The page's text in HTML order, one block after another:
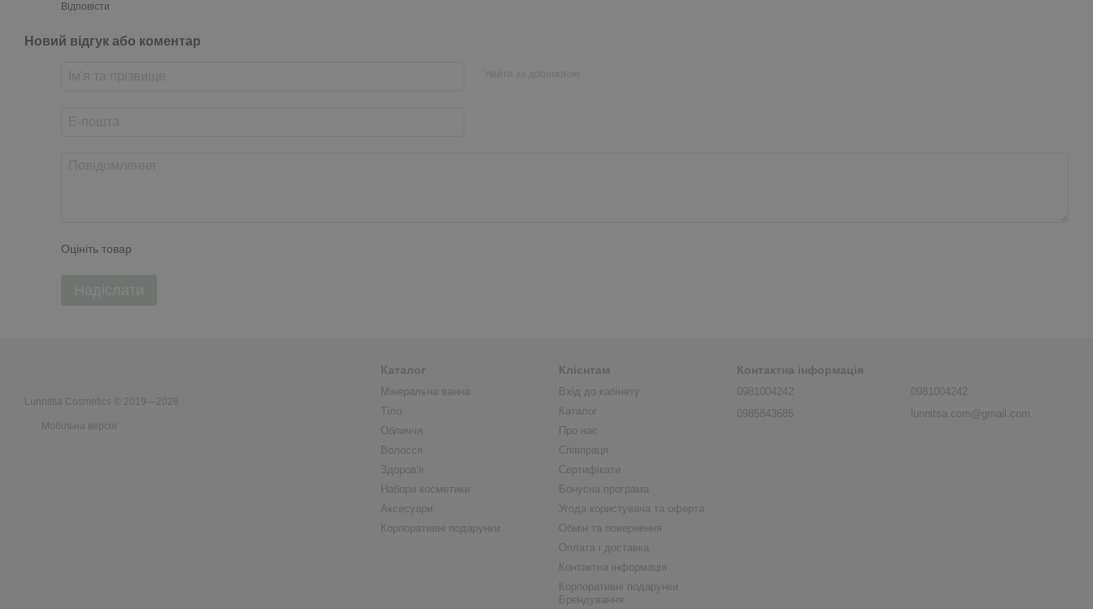
Відповісти
Новий відгук або коментар
Оцініть товар
Lunnitsa Cosmetics © 2019—2026
Мобільна версія
Каталог
Мінеральна ванна
Тіло
Обличчя
Волосся
Здоров'я
Набори косметики
Аксесуари
Корпоративні подарунки
Клієнтам
Вхід до кабінету
Каталог
Про нас
Співпраця
Сертифікати
Бонусна програма
Угода користувача та оферта
Обмін та повернення
Оплата і доставка
Контактна інформація
Корпоративні подарунки
Брендування
Контактна інформація
0981004242
0985843685
0981004242
lunnitsa.com@gmail.com